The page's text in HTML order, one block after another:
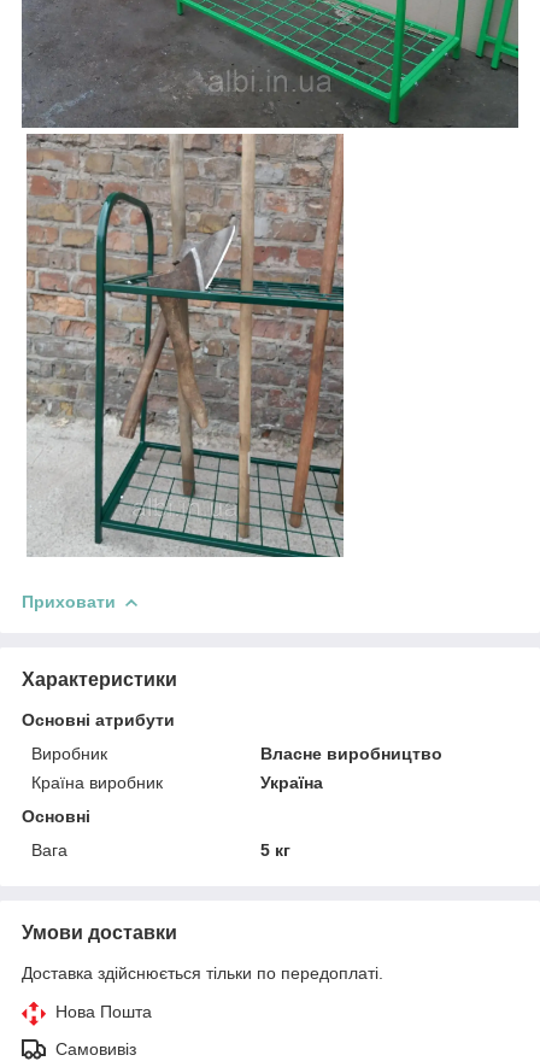
Приховати
Характеристики
Основні атрибути
Виробник
Власне виробництво
Країна виробник
Україна
Основні
Вага
5 кг
Умови доставки
Доставка здійснюється тільки по передоплаті.
Нова Пошта
Самовивіз